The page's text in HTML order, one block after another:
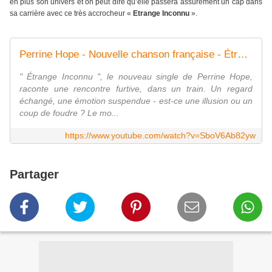
en plus son univers et on peut dire qu’elle passera assurément un cap dans
sa carrière avec ce très accrocheur « Etrange Inconnu ».
Perrine Hope - Nouvelle chanson française - Étrange inconnu (Lyric Video)
" Étrange Inconnu ", le nouveau single de Perrine Hope,
raconte une rencontre furtive, dans un train. Un regard
échangé, une émotion suspendue - est-ce une illusion ou un
coup de foudre ? Le mo...
https://www.youtube.com/watch?v=SboV6Ab82yw
Partager